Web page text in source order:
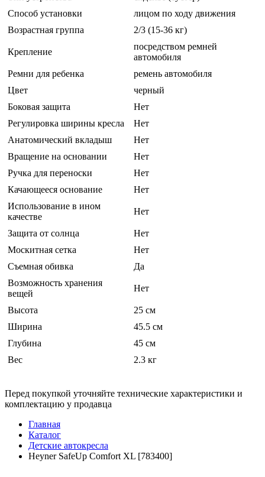
Способ установки
лицом по ходу движения
Возрастная группа
2/3 (15-36 кг)
Крепление
посредством ремней
автомобиля
Ремни для ребенка
ремень автомобиля
Цвет
черный
Боковая защита
Нет
Регулировка ширины кресла
Нет
Анатомический вкладыш
Нет
Вращение на основании
Нет
Ручка для переноски
Нет
Качающееся основание
Нет
Использование в ином
качестве
Нет
Защита от солнца
Нет
Москитная сетка
Нет
Съемная обивка
Да
Возможность хранения
вещей
Нет
Высота
25 см
Ширина
45.5 см
Глубина
45 см
Вес
2.3 кг
Перед покупкой уточняйте технические характеристики и
комплектацию у продавца
Главная
Каталог
Детские автокресла
Heyner SafeUp Comfort XL [783400]